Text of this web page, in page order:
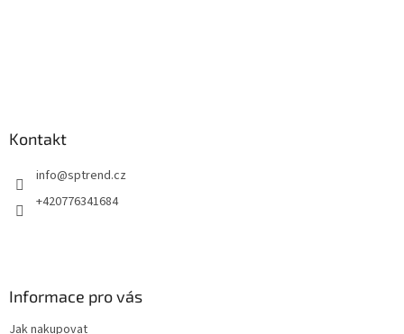
Kontakt
info@sptrend.cz
+420776341684
Informace pro vás
Jak nakupovat